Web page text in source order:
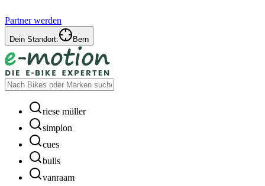
Partner werden
Dein Standort: Bern
riese müller
simplon
cues
bulls
vanraam